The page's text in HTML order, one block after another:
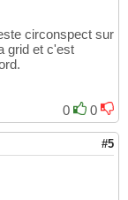
circonspect sur
grid et c'est
0
0
#5